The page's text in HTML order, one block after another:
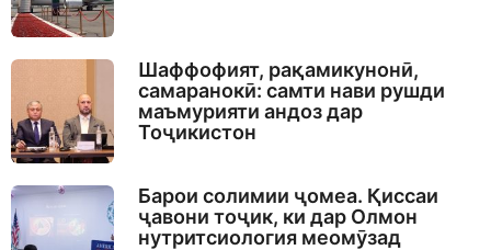
Шаффофият, рақамикунонӣ,
самаранокӣ: самти нави рушди
маъмурияти андоз дар
Тоҷикистон
Барои солимии ҷомеа. Қиссаи
ҷавони тоҷик, ки дар Олмон
нутритсиология меомӯзад